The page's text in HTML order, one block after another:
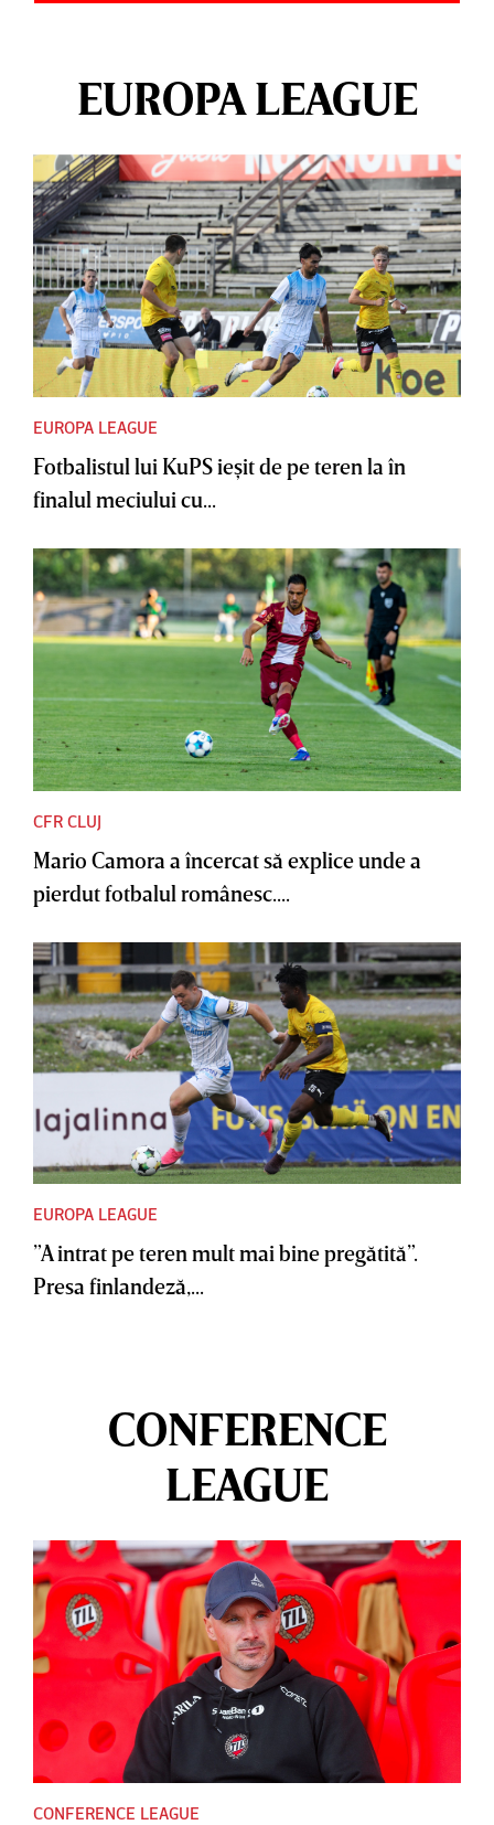
EUROPA LEAGUE
EUROPA LEAGUE
Fotbalistul lui KuPS ieşit de pe teren la în
finalul meciului cu...
CFR CLUJ
Mario Camora a încercat să explice unde a
pierdut fotbalul românesc....
EUROPA LEAGUE
”A intrat pe teren mult mai bine pregătită”.
Presa finlandeză,...
CONFERENCE
LEAGUE
CONFERENCE LEAGUE